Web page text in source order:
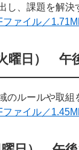
、課題を解決
ァイル／
曜日） 午
ルールや取組
ァイル／